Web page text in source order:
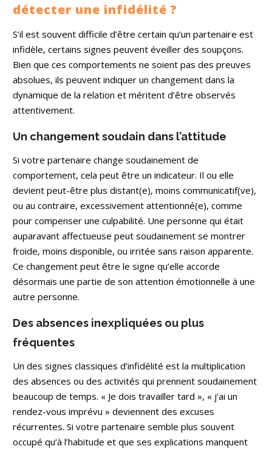
détecter une infidélité ?
S’il est souvent difficile d’être certain qu’un partenaire est
infidèle, certains signes peuvent éveiller des soupçons.
Bien que ces comportements ne soient pas des preuves
absolues, ils peuvent indiquer un changement dans la
dynamique de la relation et méritent d’être observés
attentivement.
Un changement soudain dans l’attitude
Si votre partenaire change soudainement de
comportement, cela peut être un indicateur. Il ou elle
devient peut-être plus distant(e), moins communicatif(ve),
ou au contraire, excessivement attentionné(e), comme
pour compenser une culpabilité. Une personne qui était
auparavant affectueuse peut soudainement se montrer
froide, moins disponible, ou irritée sans raison apparente.
Ce changement peut être le signe qu’elle accorde
désormais une partie de son attention émotionnelle à une
autre personne.
Des absences inexpliquées ou plus
fréquentes
Un des signes classiques d’infidélité est la multiplication
des absences ou des activités qui prennent soudainement
beaucoup de temps. « Je dois travailler tard », « j’ai un
rendez-vous imprévu » deviennent des excuses
récurrentes. Si votre partenaire semble plus souvent
occupé qu’à l’habitude et que ses explications manquent